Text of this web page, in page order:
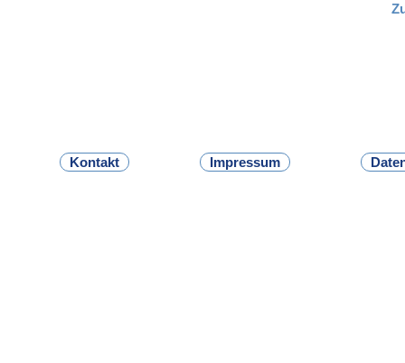
Kontakt Impressum